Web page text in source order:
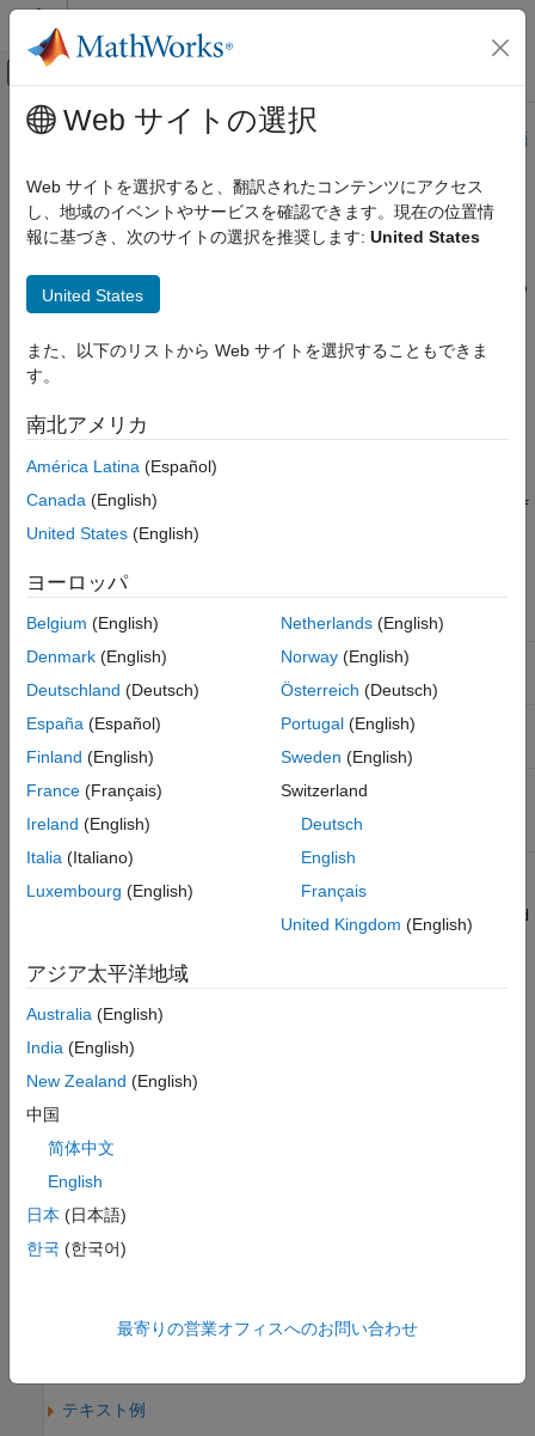
コンテンツへスキップ
オフキャンバス ナビゲーション メ
ドキュメンテーションのホーム
ThingSpeak
チャネルからデータを読み取る
APIリファレンス
REST API
項目一覧
メインコンテンツ
このページは機械翻訳を使用して翻訳されました。最新版の英語
Read Last Field Entry Age
HTTP GETでフィールドの最後のエントリからの秒数を読み取る
要求
HTTPメソッド
GET
URL
https://api.thingspeak.com/channels/
<f
ield_id>/last_data_age.
URLパラメーター
名前
<channel_id> (必須) 関心のあるチャネルのチャネルID。
<field_id> (必須) 対象フィールドのフィールド ID。
<format> (必須) HTTP 応答の形式。
例:
https://api.thingspeak.com/channels/266256/fields/2/last_d
クエリ文字列パラメーター
この要求に使用できるパラメーターはありません。
応答
成功
HTTPステータスコード
200 OK
JSONの例
テキスト例
Web サイトの選択
Web サイトを選択すると、翻訳されたコンテンツにアクセス
し、地域のイベントやサービスを確認できます。現在の位置情
報に基づき、次のサイトの選択を推奨します: United States
United States
また、以下のリストから Web サイトを選択することもできま
す。
南北アメリカ
América Latina (Español)
Canada (English)
United States (English)
ヨーロッパ
Belgium (English)
Denmark (English)
Deutschland (Deutsch)
España (Español)
Finland (English)
France (Français)
Ireland (English)
Italia (Italiano)
Luxembourg (English)
Netherlands(English)
Norway(English)
Österreich (Deutsch)
Portugal(English)
Sweden (English)
Switzerland
Deutsch
English
Français
United Kingdom (English)
アジア太平洋地域
Australia (English)
India (English)
New Zealand (English)
中国
简体中文
English
日本 (日本語)
한국 (한국어)
最寄りの営業オフィスへのお問い合わせ